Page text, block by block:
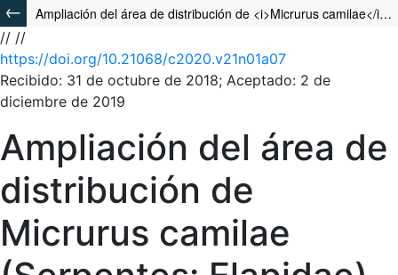
Ampliación del área de distribución de <i>Micrurus camilae</i> (Serpentes: Elapidae) en el Caribe colombiano